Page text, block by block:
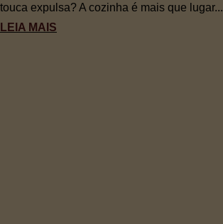
touca expulsa? A cozinha é mais que lugar...
LEIA MAIS